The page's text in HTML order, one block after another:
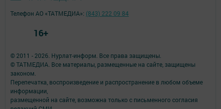
© 2011 - 2026. Нурлат-⁠информ. Все права защищены.
© ТАТМЕДИА. Все материалы, размещенные на сайте, защищены
законом.
Перепечатка, воспроизведение и распространение в любом объеме
информации,
размещенной на сайте, возможна только с письменного согласия
Телефон АО «ТАТМЕДИА»: (843) 222 09 84
16+